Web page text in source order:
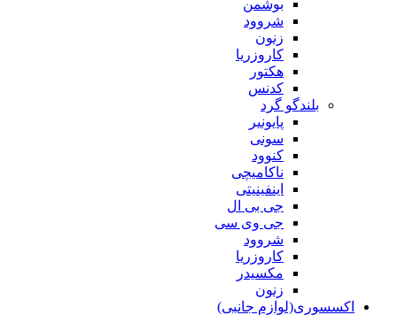
بوشمن
شروود
زنون
کاروزریا
هکتور
کدنس
بلندگو گرد
پایونیر
سونی
کنوود
ناکامیچی
اینفینیتی
جی بی ال
جی وی سی
شروود
کاروزریا
مکسیدر
زنون
اکسسوری(لوازم جانبی)